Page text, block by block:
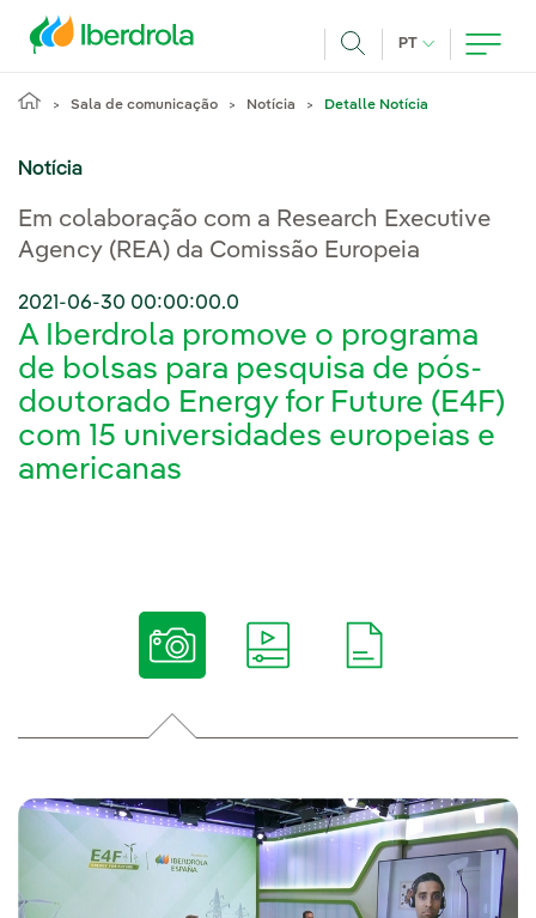
PT IDIOMA ATUAL,
Sala de comunicação Notícia Detalle Notícia
Notícia
Em colaboração com a Research Executive
Agency (REA) da Comissão Europeia
2021-06-30 00:00:00.0
A Iberdrola promove o programa
de bolsas para pesquisa de pós-
doutorado Energy for Future (E4F)
com 15 universidades europeias e
americanas